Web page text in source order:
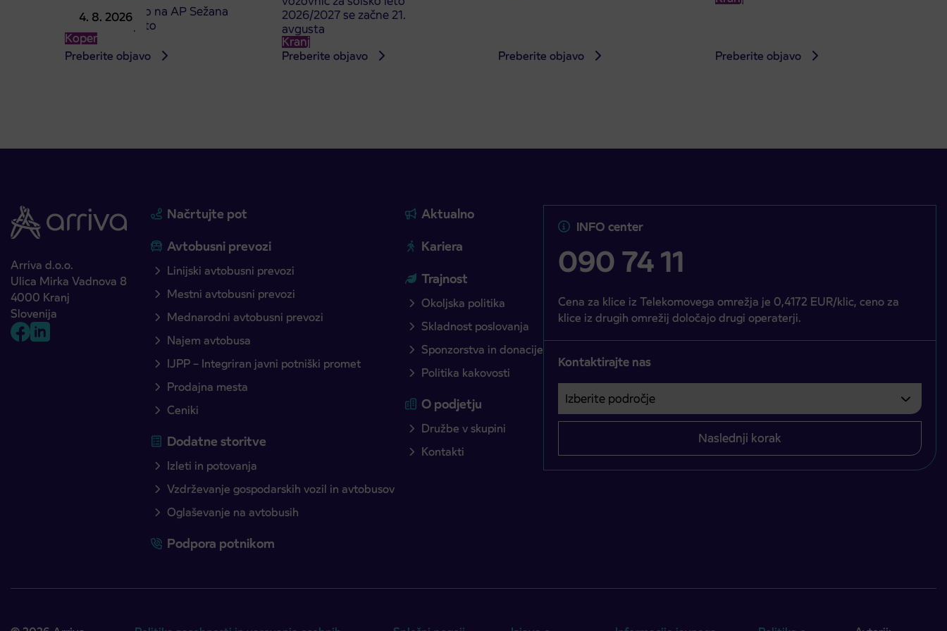
4. 8. 2026
Prodajno mesto na AP Sežana
4. 8. 2026 zaprto
Koper
Preberite objavo
2026/2027 se začne 21.
avgusta
Kranj
Preberite objavo Preberite objavo Preberite objavo
Arriva d.o.o.
Ulica Mirka Vadnova 8
4000 Kranj
Slovenija
Načrtujte pot
Avtobusni prevozi
Linijski avtobusni prevozi
Mestni avtobusni prevozi
Mednarodni avtobusni prevozi
Najem avtobusa
IJPP – Integriran javni potniški promet
Prodajna mesta
Ceniki
Dodatne storitve
Izleti in potovanja
Vzdrževanje gospodarskih vozil in avtobusov
Oglaševanje na avtobusih
Podpora potnikom
Aktualno
Kariera
Trajnost
Okoljska politika
Skladnost poslovanja
Sponzorstva in donacije
Politika kakovosti
O podjetju
Družbe v skupini
Kontakti
INFO center
090 74 11
Cena za klice iz Telekomovega omrežja je 0,4172 EUR/klic, ceno za
klice iz drugih omrežij določajo drugi operaterji.
Kontaktirajte nas
Izberite področje
Področje je obvezno izbrati.
Naslednji korak